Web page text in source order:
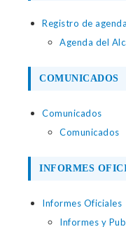
Registro de
Agenda del
COMUNICADOS
Comunicados
Comunicados
INFORMES
Informes Oficiales
Informes y